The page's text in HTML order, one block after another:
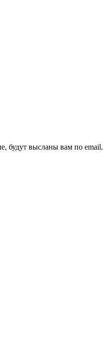
будут высланы вам по email.